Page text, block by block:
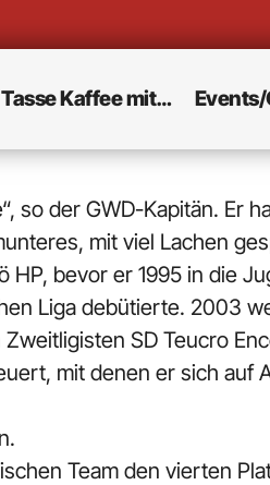
Kaffee mit… Events/
so der GWD-Kapitän. Er
mit viel Lachen
bevor er 1995 in die
Liga debütierte. 2003
SD Teucro
mit denen er sich auf
Team den vierten